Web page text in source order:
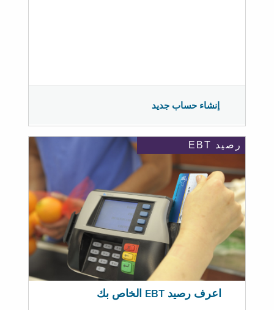
إنشاء حساب جديد
رصيد EBT
اعرف رصيد EBT الخاص بك